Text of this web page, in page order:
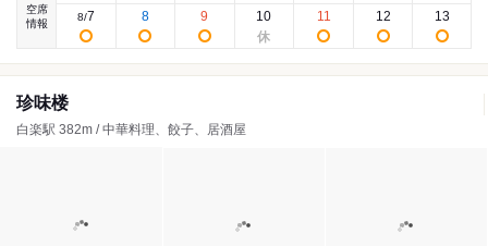
空席
情報
8/7 8 9 10 11 12 13
珍味楼
白楽駅 382m / 中華料理、餃子、居酒屋